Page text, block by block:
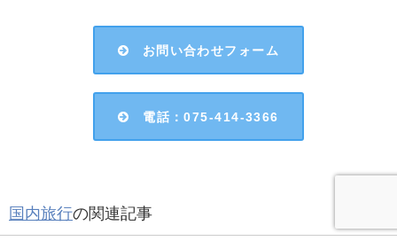
お問い合わせフォーム
電話：075-414-3366
国内旅行の関連記事